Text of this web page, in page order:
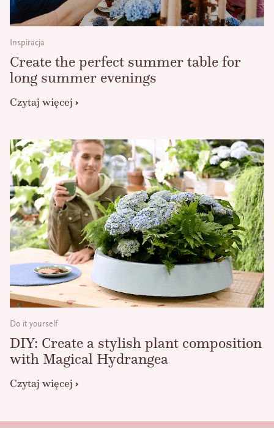
Inspiracja
Create the perfect summer table for
long summer evenings
Czytaj więcej
Do it yourself
DIY: Create a stylish plant composition
with Magical Hydrangea
Czytaj więcej